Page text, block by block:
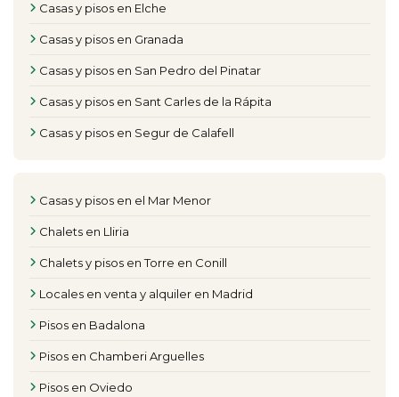
Casas y pisos en Elche
Casas y pisos en Granada
Casas y pisos en San Pedro del Pinatar
Casas y pisos en Sant Carles de la Rápita
Casas y pisos en Segur de Calafell
Casas y pisos en el Mar Menor
Chalets en Lliria
Chalets y pisos en Torre en Conill
Locales en venta y alquiler en Madrid
Pisos en Badalona
Pisos en Chamberi Arguelles
Pisos en Oviedo